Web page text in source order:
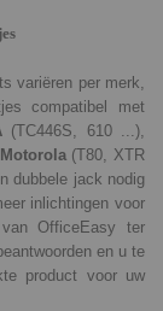
variëren per merk,
compatibel met
(TC446S, 610 ...),
Motorola(T80, XTR
dubbele jack nodig
inlichtingen voor
OfficeEasy ter
en u te
product voor uw